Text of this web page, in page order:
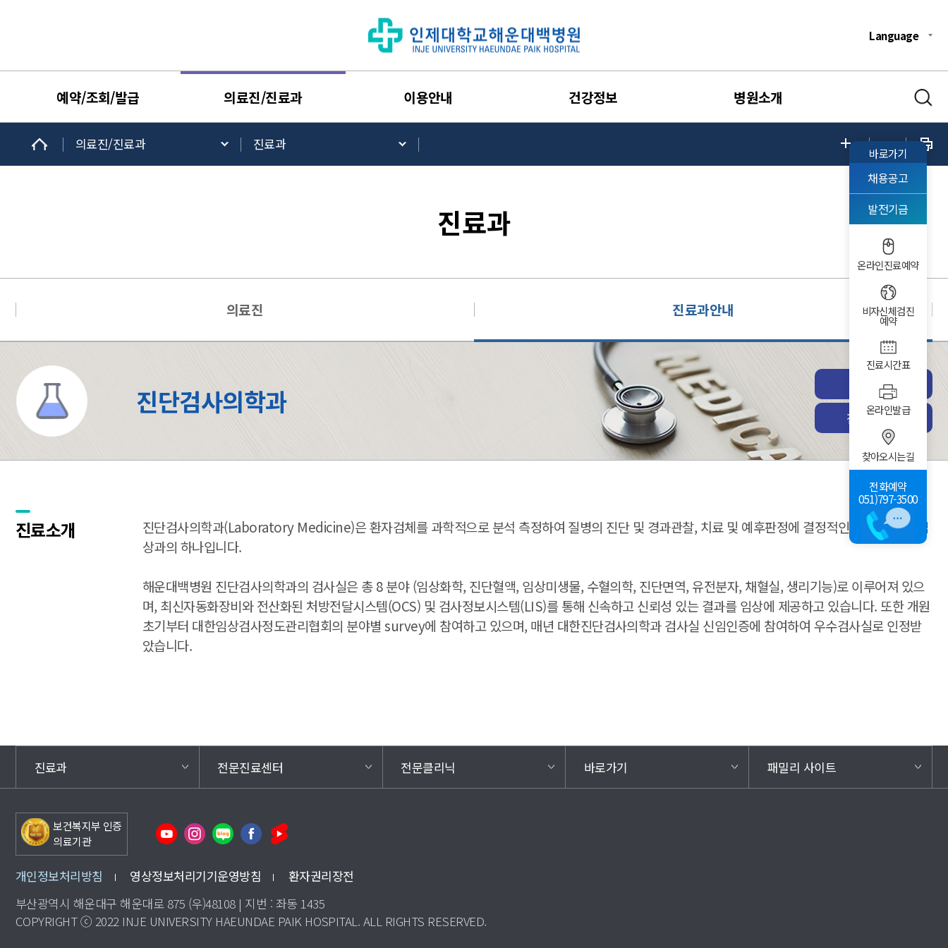
Language
예약/조회/발급 의료진/진료과 이용안내 건강정보 병원소개
의료진/진료과 진료과
진료과
의료진 진료과안내
진단검사의학과
진료예약
전체진료과
진료소개
진단검사의학과(Laboratory Medicine)은 환자검체를 과학적으로 분석 측정하여 질병의 진단 및 경과관찰, 치료 및 예후판정에 결정적인 역할을 하는 임
상과의 하나입니다.
해운대백병원 진단검사의학과의 검사실은 총 8 분야 (임상화학, 진단혈액, 임상미생물, 수혈의학, 진단면역, 유전분자, 채혈실, 생리기능)로 이루어져 있으
며, 최신자동화장비와 전산화된 처방전달시스템(OCS) 및 검사정보시스템(LIS)를 통해 신속하고 신뢰성 있는 결과를 임상에 제공하고 있습니다. 또한 개원
초기부터 대한임상검사정도관리협회의 분야별 survey에 참여하고 있으며, 매년 대한진단검사의학과 검사실 신임인증에 참여하여 우수검사실로 인정받
았습니다.
바로가기
채용공고
발전기금
온라인진료예약
비자신체검진
예약
진료시간표
온라인발급
찾아오시는길
전화예약
051)797-3500
진료과 전문진료센터 전문클리닉 바로가기 패밀리 사이트
보건복지부 인증
의료기관
개인정보처리방침 영상정보처리기기운영방침
환자권리장전
부산광역시 해운대구 해운대로 875 (우)48108 | 지번 : 좌동 1435
COPYRIGHT ⓒ 2022 INJE UNIVERSITY HAEUNDAE PAIK HOSPITAL. ALL RIGHTS RESERVED.